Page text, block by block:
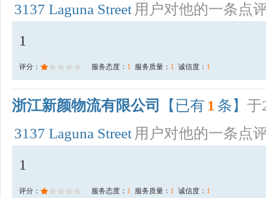
3137 Laguna Street 用户对他的一条点
1
评分： 服务态度： 1 服务质量： 1 诚信度： 1
浙江新颜物流有限公司 【已有 1 条】 于
3137 Laguna Street 用户对他的一条点
1
评分： 服务态度： 1 服务质量： 1 诚信度： 1